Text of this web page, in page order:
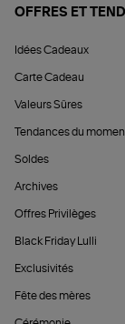
OFFRES ET
Idées Cadeaux
Carte Cadeau
Valeurs Sûres
Tendances du
Soldes
Archives
Offres Privilèges
Black Friday Lulli
Exclusivités
Fête des mères